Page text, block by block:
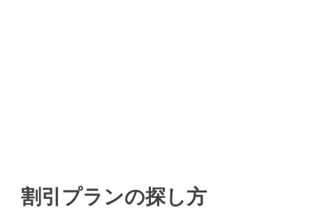
割引プランの探し方